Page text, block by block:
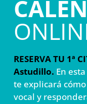
RESERVA TU 1ª
Astudillo. En
te explicará
vocal y